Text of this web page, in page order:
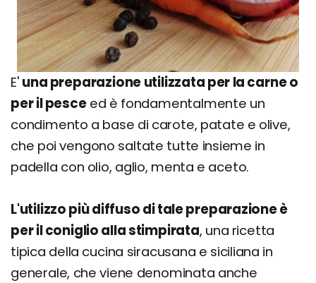
E' una preparazione utilizzata per la carne o
per il pesceed è fondamentalmente un
condimento a base di carote, patate e olive,
che poi vengono saltate tutte insieme in
padella con olio, aglio, menta e aceto.
L'utilizzo più diffuso di tale preparazione è
per il coniglio alla stimpirata, una ricetta
tipica della cucina siracusana e siciliana in
generale, che viene denominata anche